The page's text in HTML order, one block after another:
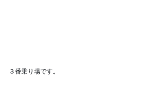
３番乗り場です。